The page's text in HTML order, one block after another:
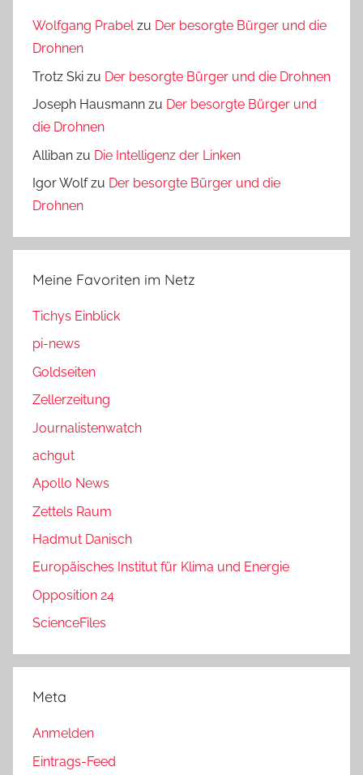
Wolfgang Prabelzu Der besorgte Bürger und die
Drohnen
Trotz Ski zu Der besorgte Bürger und die Drohnen
Joseph Hausmann zu Der besorgte Bürger und
die Drohnen
Alliban zu Die Intelligenz der Linken
Igor Wolfzu Der besorgte Bürger und die
Drohnen
Meine Favoriten im Netz
Tichys Einblick
pi-news
Goldseiten
Zellerzeitung
Journalistenwatch
achgut
Apollo News
Zettels Raum
Hadmut Danisch
Europäisches Institut für Klima und Energie
Opposition 24
ScienceFiles
Meta
Anmelden
Eintrags-Feed